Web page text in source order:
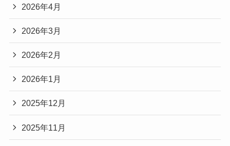
2026年4月
2026年3月
2026年2月
2026年1月
2025年12月
2025年11月